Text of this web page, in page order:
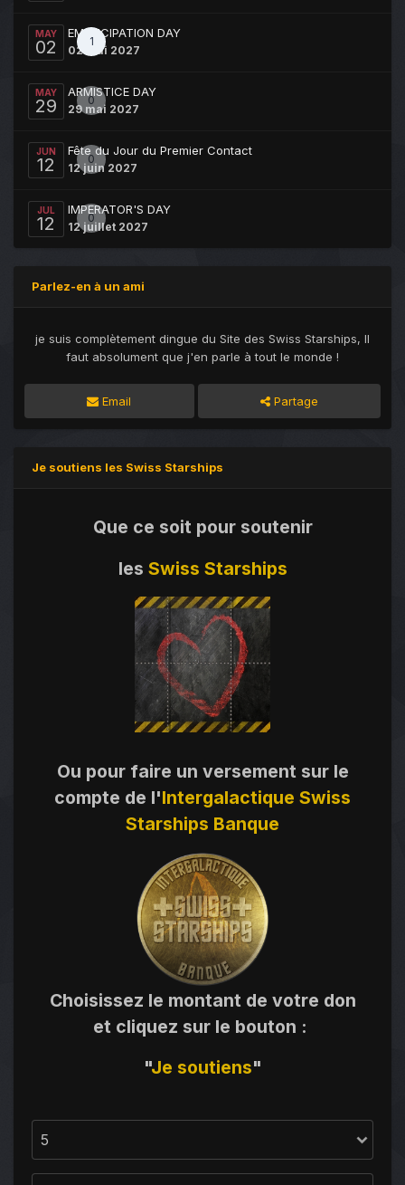
MAY
02 1
EMANCIPATION DAY
02 mai 2027
MAY
29 0
ARMISTICE DAY
29 mai 2027
JUN
12 0
Fête du Jour du Premier Contact
12 juin 2027
JUL
12 0
IMPERATOR'S DAY
12 juillet 2027
Parlez-en à un ami
je suis complètement dingue du Site des Swiss Starships, Il
faut absolument que j'en parle à tout le monde !
Email Partage
Je soutiens les Swiss Starships
Que ce soit pour soutenir
les Swiss Starships
Ou pour faire un versement sur le
compte de l'Intergalactique Swiss
Starships Banque
Choisissez le montant de votre don
et cliquez sur le bouton :
"Je soutiens"